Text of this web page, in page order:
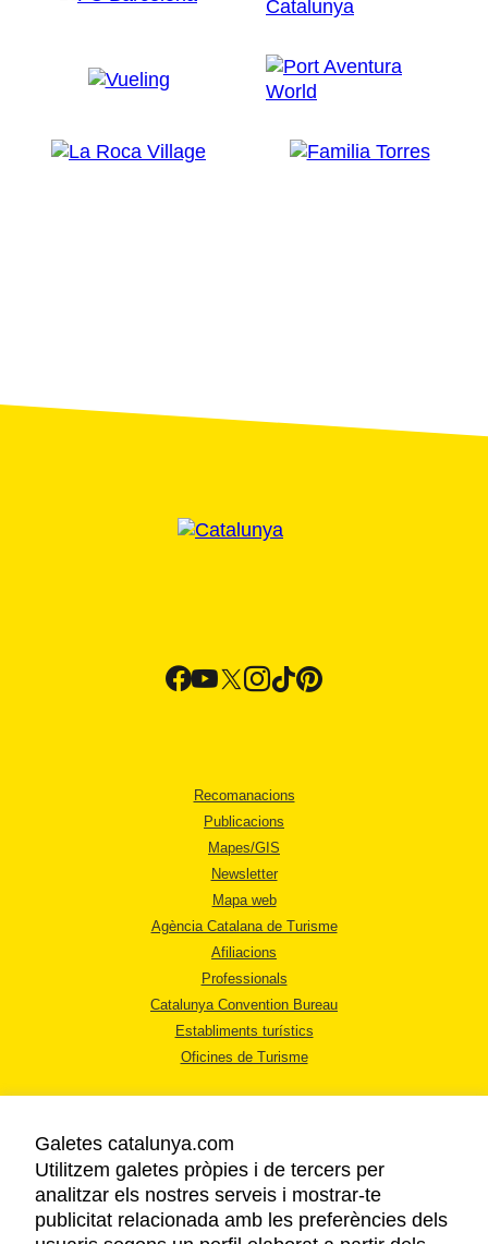
Recomanacions
Publicacions
Mapes/GIS
Newsletter
Mapa web
Agència Catalana de Turisme
Afiliacions
Professionals
Catalunya Convention Bureau
Establiments turístics
Oficines de Turisme
AVÍS LEGAL
POLÍTICA DE PRIVACITAT
Galetes catalunya.com
Utilitzem galetes pròpies i de tercers per
analitzar els nostres serveis i mostrar-te
publicitat relacionada amb les preferències dels